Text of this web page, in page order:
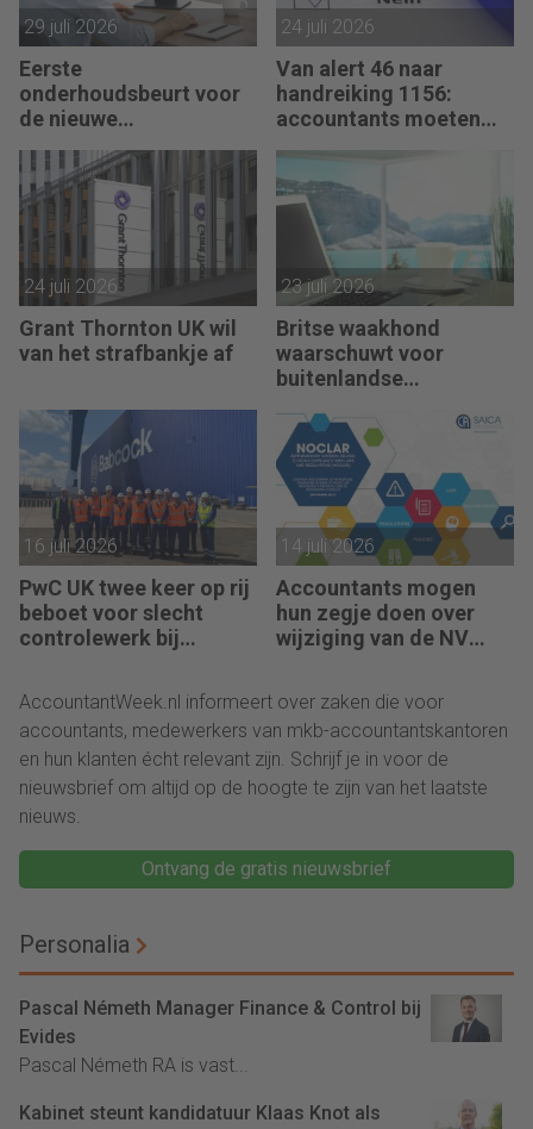
29 juli 2026
Eerste
onderhoudsbeurt voor
de nieuwe
verklaringengenerator
voor accountants
24 juli 2026
Van alert 46 naar
handreiking 1156:
accountants moeten
hun zegje doen
24 juli 2026
Grant Thornton UK wil
van het strafbankje af
23 juli 2026
Britse waakhond
waarschuwt voor
buitenlandse
kantoren
16 juli 2026
PwC UK twee keer op rij
beboet voor slecht
controlewerk bij
14 juli 2026
Accountants mogen
hun zegje doen over
wijziging van de NV
AccountantWeek.nl informeert over zaken die voor
accountants, medewerkers van mkb-accountantskantoren
en hun klanten écht relevant zijn. Schrijf je in voor de
nieuwsbrief om altijd op de hoogte te zijn van het laatste
nieuws.
Ontvang de gratis nieuwsbrief
Personalia
Pascal Németh Manager Finance & Control bij
Evides
Pascal Németh RA is vast...
Kabinet steunt kandidatuur Klaas Knot als